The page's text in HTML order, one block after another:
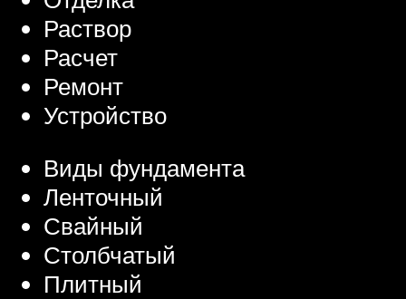
Раствор
Расчет
Ремонт
Устройство
Виды фундамента
Ленточный
Свайный
Столбчатый
Плитный